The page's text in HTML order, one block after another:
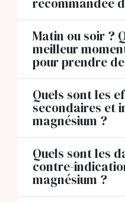
Matin ou soir ?
meilleur
pour prendre
Quels sont les
secondaires et
magnésium ?
Quels sont les
contre-
magnésium ?